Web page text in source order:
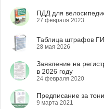
ПДД для
27 февраля 2023
Таблица штрафов
28 мая 2026
Заявление на
в 2026 году
24 февраля 2020
Предписание за
9 марта 2021